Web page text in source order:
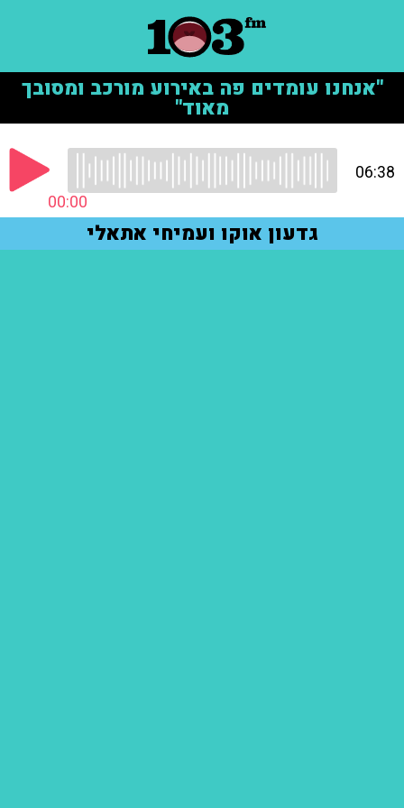
"אנחנו עומדים פה באירוע מורכב ומסובך
מאוד"
00:00
06:38
גדעון אוקו ועמיחי אתאלי